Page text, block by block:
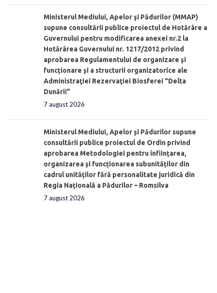
Ministerul Mediului, Apelor şi Pădurilor (MMAP)
supune consultării publice proiectul de Hotărâre a
Guvernului pentru modificarea anexei nr.2 la
Hotărârea Guvernului nr. 1217/2012 privind
aprobarea Regulamentului de organizare şi
funcționare și a structurii organizatorice ale
Administraţiei Rezervaţiei Biosferei “Delta
Dunării”
7 august 2026
Ministerul Mediului, Apelor și Pădurilor supune
consultării publice proiectul de Ordin privind
aprobarea Metodologiei pentru înființarea,
organizarea și funcționarea subunităților din
cadrul unităților fără personalitate juridică din
Regia Națională a Pădurilor – Romsilva
7 august 2026